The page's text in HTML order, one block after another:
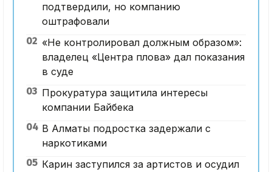
подтвердили, но компанию
оштрафовали
02 «Не контролировал должным образом»:
владелец «Центра плова» дал показания
в суде
03 Прокуратура защитила интересы
компании Байбека
04 В Алматы подростка задержали с
наркотиками
05 Карин заступился за артистов и осудил